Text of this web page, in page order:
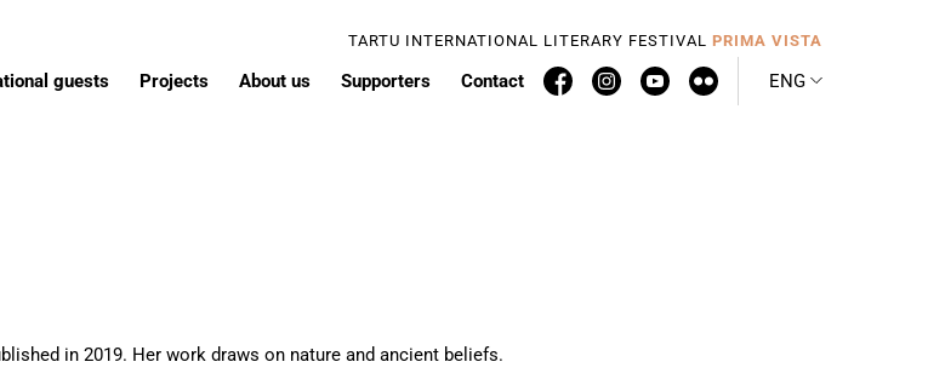
TARTU INTERNATIONAL LITERARY FESTIVAL PRIMA VISTA
guests Projects About us Supporters Contact ENG
in 2019. Her work draws on nature and ancient beliefs.